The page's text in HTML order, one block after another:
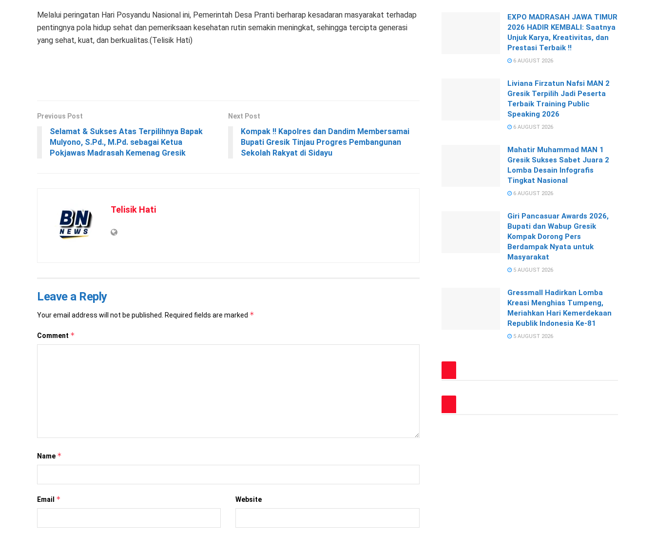
Melalui peringatan Hari Posyandu Nasional ini, Pemerintah Desa Pranti berharap kesadaran masyarakat terhadap
pentingnya pola hidup sehat dan pemeriksaan kesehatan rutin semakin meningkat, sehingga tercipta generasi
yang sehat, kuat, dan berkualitas.(Telisik Hati)
Previous Post
Selamat & Sukses Atas Terpilihnya Bapak
Mulyono, S.Pd., M.Pd. sebagai Ketua
Pokjawas Madrasah Kemenag Gresik
Next Post
Kompak !! Kapolres dan Dandim Membersamai
Bupati Gresik Tinjau Progres Pembangunan
Sekolah Rakyat di Sidayu
Telisik Hati
Leave a Reply
Your email address will not be published. Required fields are marked *
Comment *
Name *
Email * Website
EXPO MADRASAH JAWA TIMUR
2026 HADIR KEMBALI: Saatnya
Unjuk Karya, Kreativitas, dan
Prestasi Terbaik !!
6 AUGUST 2026
Liviana Firzatun Nafsi MAN 2
Gresik Terpilih Jadi Peserta
Terbaik Training Public
Speaking 2026
6 AUGUST 2026
Mahatir Muhammad MAN 1
Gresik Sukses Sabet Juara 2
Lomba Desain Infografis
Tingkat Nasional
6 AUGUST 2026
Giri Pancasuar Awards 2026,
Bupati dan Wabup Gresik
Kompak Dorong Pers
Berdampak Nyata untuk
Masyarakat
5 AUGUST 2026
Gressmall Hadirkan Lomba
Kreasi Menghias Tumpeng,
Meriahkan Hari Kemerdekaan
Republik Indonesia Ke-81
5 AUGUST 2026